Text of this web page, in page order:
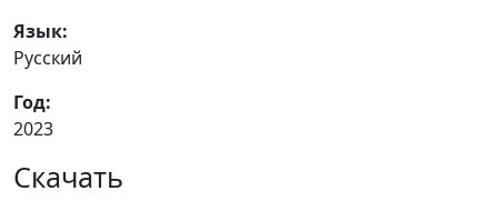
Язык:
Русский
Год:
2023
Скачать